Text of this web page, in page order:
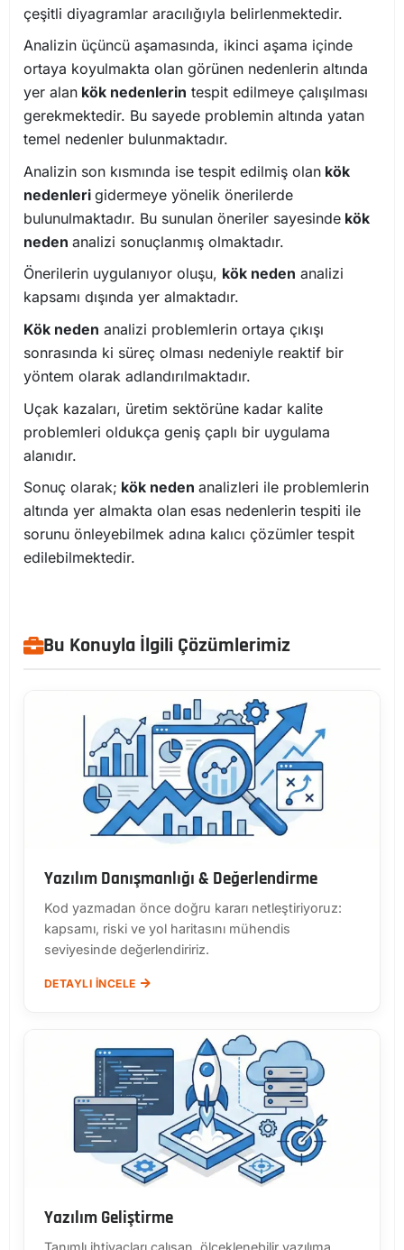
çeşitli diyagramlar aracılığıyla belirlenmektedir.
Analizin üçüncü aşamasında, ikinci aşama içinde
ortaya koyulmakta olan görünen nedenlerin altında
yer alan kök nedenlerin tespit edilmeye çalışılması
gerekmektedir. Bu sayede problemin altında yatan
temel nedenler bulunmaktadır.
Analizin son kısmında ise tespit edilmiş olan kök
nedenleri gidermeye yönelik önerilerde
bulunulmaktadır. Bu sunulan öneriler sayesinde kök
neden analizi sonuçlanmış olmaktadır.
Önerilerin uygulanıyor oluşu, kök neden analizi
kapsamı dışında yer almaktadır.
Kök neden analizi problemlerin ortaya çıkışı
sonrasında ki süreç olması nedeniyle reaktif bir
yöntem olarak adlandırılmaktadır.
Uçak kazaları, üretim sektörüne kadar kalite
problemleri oldukça geniş çaplı bir uygulama
alanıdır.
Sonuç olarak; kök neden analizleri ile problemlerin
altında yer almakta olan esas nedenlerin tespiti ile
sorunu önleyebilmek adına kalıcı çözümler tespit
edilebilmektedir.
Bu Konuyla İlgili Çözümlerimiz
Yazılım Danışmanlığı & Değerlendirme
Kod yazmadan önce doğru kararı netleştiriyoruz:
kapsamı, riski ve yol haritasını mühendis
seviyesinde değerlendiririz.
DETAYLI İNCELE
Yazılım Geliştirme
Tanımlı ihtiyaçları çalışan, ölçeklenebilir yazılıma